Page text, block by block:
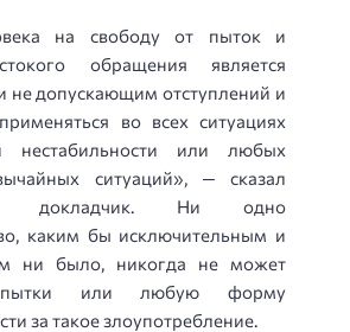
на свободу от пыток и
обращения является
не допускающим отступлений и
во всех ситуациях
нестабильности или любых
ситуаций», — сказал
докладчик. Ни одно
каким бы исключительным и
ни было, никогда не может
пытки или любую форму
за такое злоупотребление.